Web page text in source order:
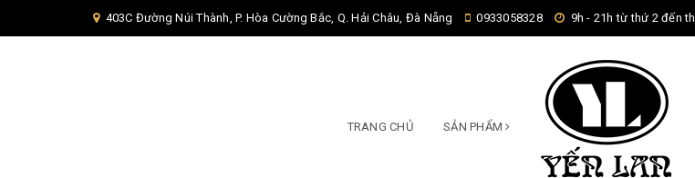
403C Đường Núi Thành, P. Hòa Cường Bắc, Q. Hải Châu, Đà Nẵng 0933058328 9h - 21h từ thứ 2 đến
TRANG CHỦ SẢN PHẨM